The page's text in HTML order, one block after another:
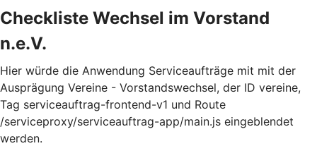
Checkliste Wechsel im Vorstand
n.e.V.
Hier würde die Anwendung Serviceaufträge mit mit der
Ausprägung Vereine - Vorstandswechsel, der ID vereine,
Tag serviceauftrag-frontend-v1 und Route
/serviceproxy/serviceauftrag-app/main.js eingeblendet
werden.